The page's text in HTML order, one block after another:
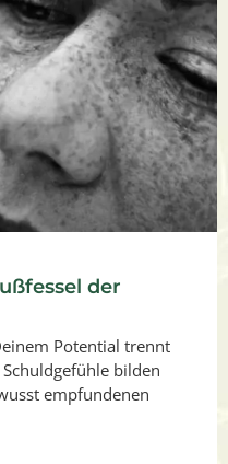
der
Potential trennt
bilden
empfundenen